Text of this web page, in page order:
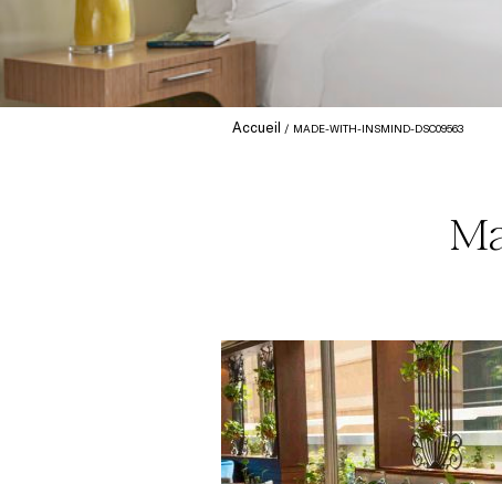
Accueil MADE-WITH-INSMIND-DSC09563